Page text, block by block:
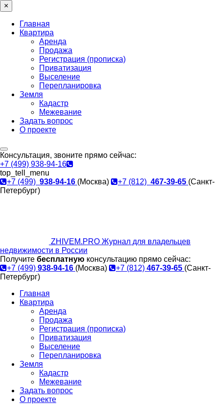
×
Главная
Квартира
Аренда
Продажа
Регистрация (прописка)
Приватизация
Выселение
Перепланировка
Земля
Кадастр
Межевание
Задать вопрос
О проекте
Консультация, звоните прямо сейчас:
+7 (499) 938-94-16
top_tell_menu
+7 (499) 938-94-16 (Москва) +7 (812) 467-39-65 (Санкт-
Петербург)
ZHIVEM.PRO Журнал для владельцев
недвижимости в России
Получите бесплатную консультацию прямо сейчас:
+7 (499) 938-94-16 (Москва) +7 (812) 467-39-65 (Санкт-
Петербург)
Главная
Квартира
Аренда
Продажа
Регистрация (прописка)
Приватизация
Выселение
Перепланировка
Земля
Кадастр
Межевание
Задать вопрос
О проекте